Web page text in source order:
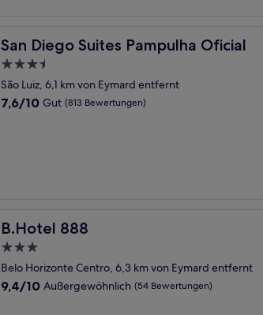
San Diego Suites Pampulha Oficial
San Diego Suites Pampulha Oficial
3.5-
Sterne-
Unterkunft
São Luiz, 6,1 km von Eymard entfernt
7.6
7,6/10 Gut (813 Bewertungen)
B.Hotel 888
B.Hotel 888
3.0-
Sterne-
Unterkunft
Belo Horizonte Centro, 6,3 km von Eymard entfernt
9.4
9,4/10 Außergewöhnlich (54 Bewertungen)